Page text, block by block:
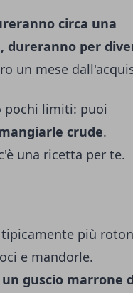
circa una
dureranno per
un mese
pochi limiti: puoi
crude.
una ricetta per te.
più
e mandorle.
un guscio marrone